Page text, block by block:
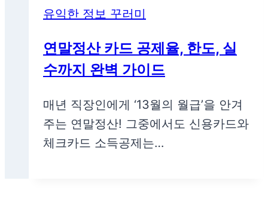
유익한 정보 꾸러미
연말정산 카드 공제율, 한도, 실
수까지 완벽 가이드
매년 직장인에게 ‘13월의 월급’을 안겨
주는 연말정산! 그중에서도 신용카드와
체크카드 소득공제는…